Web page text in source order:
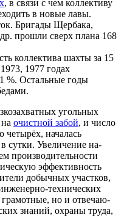
, в связи с чем коллективу
в новые лавы.
Бри­гады Щербака,
прошли сверх плана 168
коллектива шахты за 15
1977 годах
%. Остальные годы
угольных
очистной забой, и число
четырёх, началась
сутки. Увеличение на­
производительности
эффективность
добычных участков,
техничес­ких
грамотные, но и отвечаю­
знаний, охраны труда,